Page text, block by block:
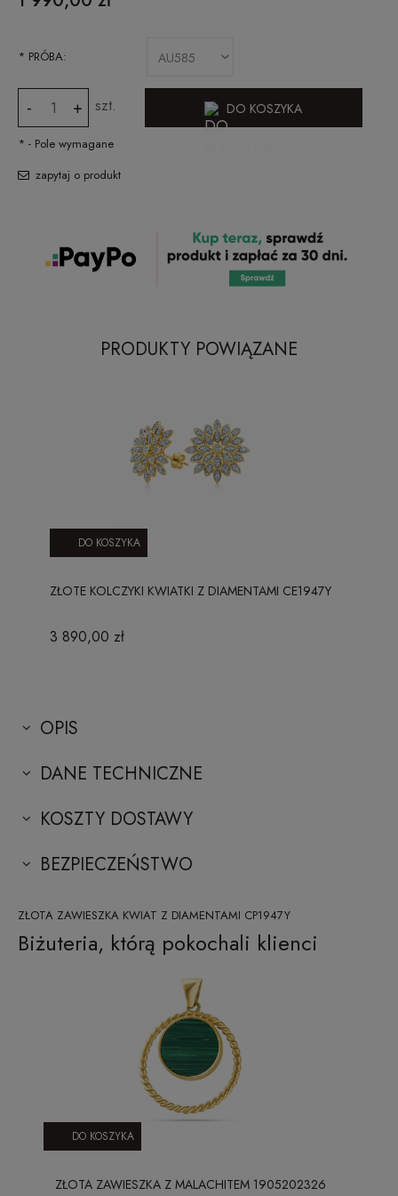
* PRÓBA:
- + szt. DO KOSZYKA
* - Pole wymagane
zapytaj o produkt
PRODUKTY POWIĄZANE
ZŁOTE KOLCZYKI KWIATKI Z DIAMENTAMI CE1947Y
3 890,00 zł
DO KOSZYKA
OPIS
DANE TECHNICZNE
KOSZTY DOSTAWY
BEZPIECZEŃSTWO
ZŁOTA ZAWIESZKA KWIAT Z DIAMENTAMI CP1947Y
Biżuteria, którą pokochali klienci
ZŁOTA ZAWIESZKA Z MALACHITEM 1905202326
DO KOSZYKA